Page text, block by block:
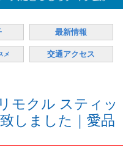
最新情報
メ 交通アクセス
モクル スティッ
しました｜愛品